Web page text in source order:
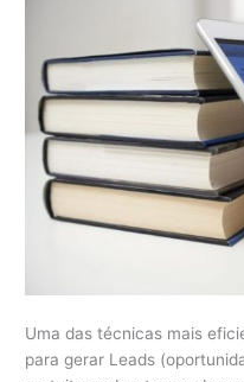
Uma das técnicas mais
para gerar Leads